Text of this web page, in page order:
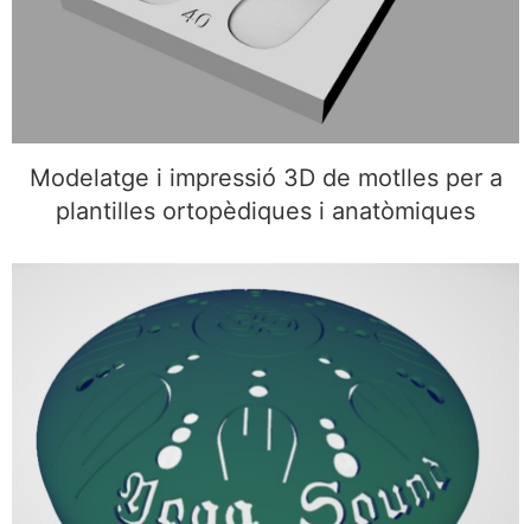
Modelatge i impressió 3D de motlles per a
plantilles ortopèdiques i anatòmiques
Modelatge 3D i impressió 3D d’una esfera
personalitzada amb símbols